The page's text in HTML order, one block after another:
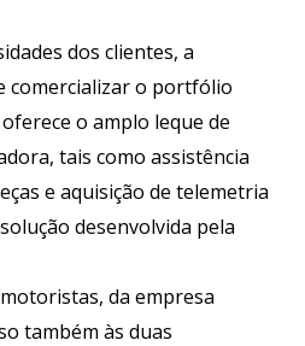
dos clientes, a
comercializar o portfólio
o amplo leque de
tais como assistência
e aquisição de telemetria
desenvolvida pela
da empresa
também às duas